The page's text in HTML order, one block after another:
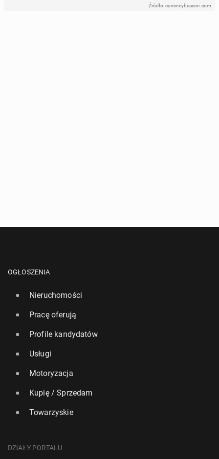
Źródło: currencybeacon.com
OGŁOSZENIA
Nieruchomości
Pracę oferują
Profile kandydatów
Usługi
Motoryzacja
Kupię / Sprzedam
Towarzyskie
DZIAŁY PORTALU